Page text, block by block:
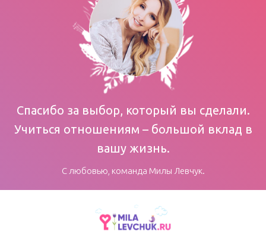
Спасибо за выбор, который вы сделали.
Учиться отношениям – большой вклад в
вашу жизнь.
С любовью, команда Милы Левчук.